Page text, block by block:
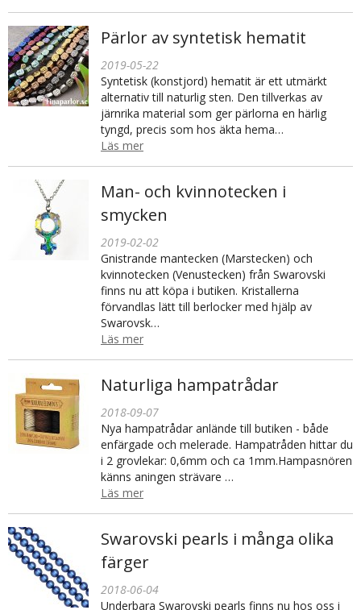
Pärlor av syntetisk hematit
2019-05-22
Syntetisk (konstjord) hematit är ett utmärkt
alternativ till naturlig sten. Den tillverkas av
järnrika material som ger pärlorna en härlig
tyngd, precis som hos äkta hema…
Läs mer
Man- och kvinnotecken i
smycken
2019-02-02
Gnistrande mantecken (Marstecken) och
kvinnotecken (Venustecken) från Swarovski
finns nu att köpa i butiken. Kristallerna
förvandlas lätt till berlocker med hjälp av
Swarovsk…
Läs mer
Naturliga hampatrådar
2018-09-07
Nya hampatrådar anlände till butiken - både
enfärgade och melerade. Hampatråden hittar du
i 2 grovlekar: 0,6mm och ca 1mm.Hampasnören
känns aningen strävare …
Läs mer
Swarovski pearls i många olika
färger
2018-06-04
Underbara Swarovski pearls finns nu hos oss i